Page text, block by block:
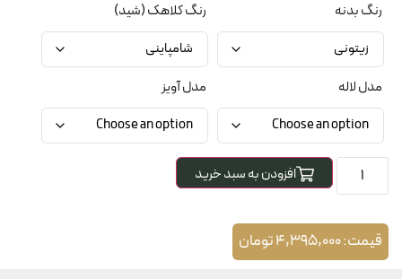
رنگ بدنه رنگ کلاهک (شید)
مدل لاله مدل آویز
افزودن به سبد خرید
قیمت:4,395,000تومان